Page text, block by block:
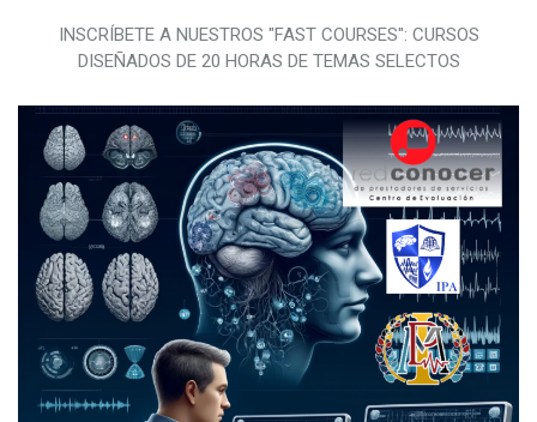
INSCRÍBETE A NUESTROS "FAST COURSES": CURSOS
DISEÑADOS DE 20 HORAS DE TEMAS SELECTOS